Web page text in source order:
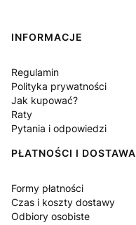
Linki w stopce
INFORMACJE
Regulamin
Polityka prywatności
Jak kupować?
Raty
Pytania i odpowiedzi
PŁATNOŚCI I DOSTAWA
Formy płatności
Czas i koszty dostawy
Odbiory osobiste